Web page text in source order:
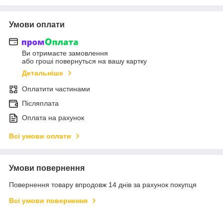
Умови оплати
Ви отримаєте замовлення
або гроші повернуться на вашу картку
Детальніше
Оплатити частинами
Післяплата
Оплата на рахунок
Всі умови оплати
Умови повернення
Повернення товару впродовж 14 днів за рахунок покупця
Всі умови повернення